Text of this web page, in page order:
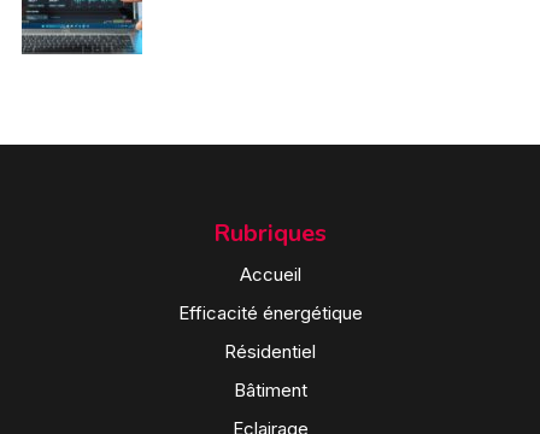
Rubriques
Accueil
Efficacité énergétique
Résidentiel
Bâtiment
Eclairage